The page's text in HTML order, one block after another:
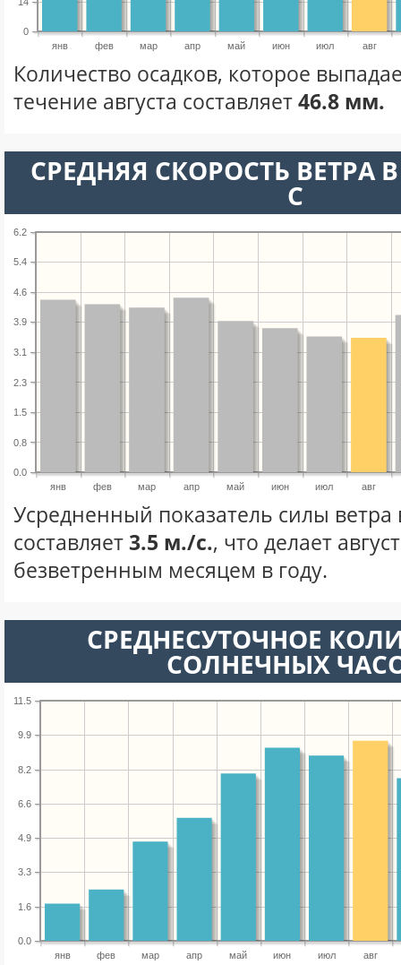
янв фев мар апр май июн июл авг
0
Количество осадков, которое
течение августа составляет46.8 мм.
СРЕДНЯЯ СКОРОСТЬ ВЕТРА
С
янв фев мар апр май июн июл авг
0.0
0.8
1.5
2.3
3.1
3.9
4.6
5.4
6.2
Усредненный показатель силы ветра
составляет3.5 м./с., что делает
безветренным месяцем в году.
СРЕДНЕСУТОЧНОЕ
СОЛНЕЧНЫХ
янв фев мар апр май июн июл авг
0.0
1.6
3.3
4.9
6.6
8.2
9.9
11.5